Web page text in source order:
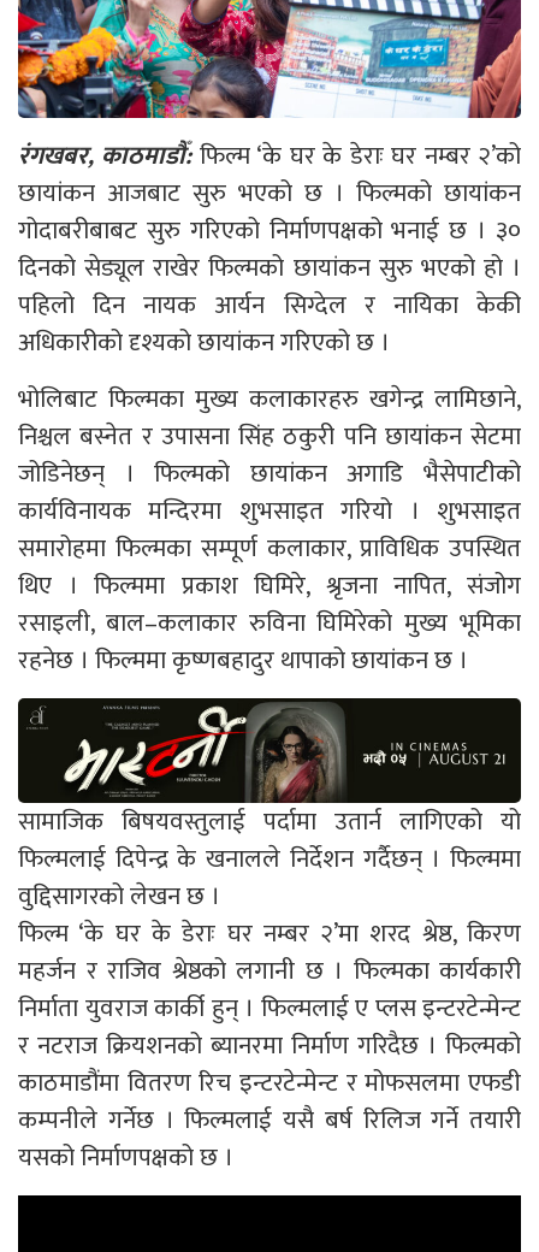
रंगखबर, काठमाडौँ:फिल्म ‘के घर के डेराः घर नम्बर २’को
छायांकन आजबाट सुरु भएको छ । फिल्मको छायांकन
गोदाबरीबाबट सुरु गरिएको निर्माणपक्षको भनाई छ । ३०
दिनको सेड्यूल राखेर फिल्मको छायांकन सुरु भएको हो ।
पहिलो दिन नायक आर्यन सिग्देल र नायिका केकी
अधिकारीको दृश्यको छायांकन गरिएको छ ।
भोलिबाट फिल्मका मुख्य कलाकारहरु खगेन्द्र लामिछाने,
निश्चल बस्नेत र उपासना सिंह ठकुरी पनि छायांकन सेटमा
जोडिनेछन् । फिल्मको छायांकन अगाडि भैसेपाटीको
कार्यविनायक मन्दिरमा शुभसाइत गरियो । शुभसाइत
समारोहमा फिल्मका सम्पूर्ण कलाकार, प्राविधिक उपस्थित
थिए । फिल्ममा प्रकाश घिमिरे, श्रृजना नापित, संजोग
रसाइली, बाल–कलाकार रुविना घिमिरेको मुख्य भूमिका
रहनेछ । फिल्ममा कृष्णबहादुर थापाको छायांकन छ ।
सामाजिक बिषयवस्तुलाई पर्दामा उतार्न लागिएको यो
फिल्मलाई दिपेन्द्र के खनालले निर्देशन गर्दैछन् । फिल्ममा
वुद्दिसागरको लेखन छ ।
फिल्म ‘के घर के डेराः घर नम्बर २’मा शरद श्रेष्ठ, किरण
महर्जन र राजिव श्रेष्ठको लगानी छ । फिल्मका कार्यकारी
निर्माता युवराज कार्की हुन् । फिल्मलाई ए प्लस इन्टरटेन्मेन्ट
र नटराज क्रियशनको ब्यानरमा निर्माण गरिदैछ । फिल्मको
काठमाडौंमा वितरण रिच इन्टरटेन्मेन्ट र मोफसलमा एफडी
कम्पनीले गर्नेछ । फिल्मलाई यसै बर्ष रिलिज गर्ने तयारी
यसको निर्माणपक्षको छ ।